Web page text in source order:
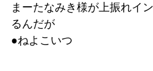
まーたなみき様が上振れイ
るんだが
●ねよこいつ